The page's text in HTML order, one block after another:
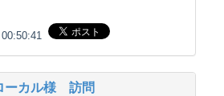
ーカル様 訪問